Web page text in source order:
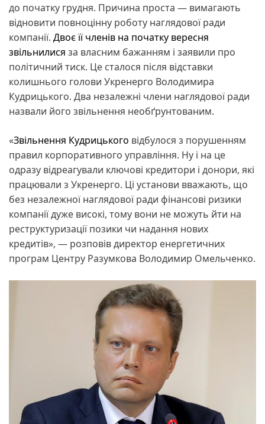
до початку грудня. Причина проста — вимагають
відновити повноцінну роботу наглядової ради
компанії. Двоє її членів на початку вересня
звільнилися за власним бажанням і заявили про
політичний тиск. Це сталося після відставки
колишнього голови Укренерго Володимира
Кудрицького. Два незалежні члени наглядової ради
назвали його звільнення необґрунтованим.
«Звільнення Кудрицького відбулося з порушенням
правил корпоративного управління. Ну і на це
одразу відреагували ключові кредитори і донори, які
працювали з Укренерго. Ці установи вважають, що
без незалежної наглядової ради фінансові ризики
компанії дуже високі, тому вони не можуть йти на
реструктуризації позики чи надання нових
кредитів», — розповів директор енергетичних
програм Центру Разумкова Володимир Омельченко.